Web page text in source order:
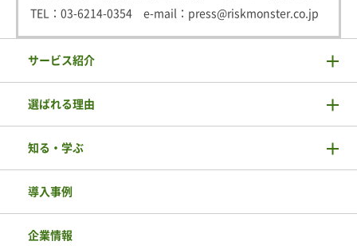
TEL： 03-6214-0354 e-mail： press@riskmonster.co.jp
サービス紹介
選ばれる理由
知る・学ぶ
導入事例
企業情報